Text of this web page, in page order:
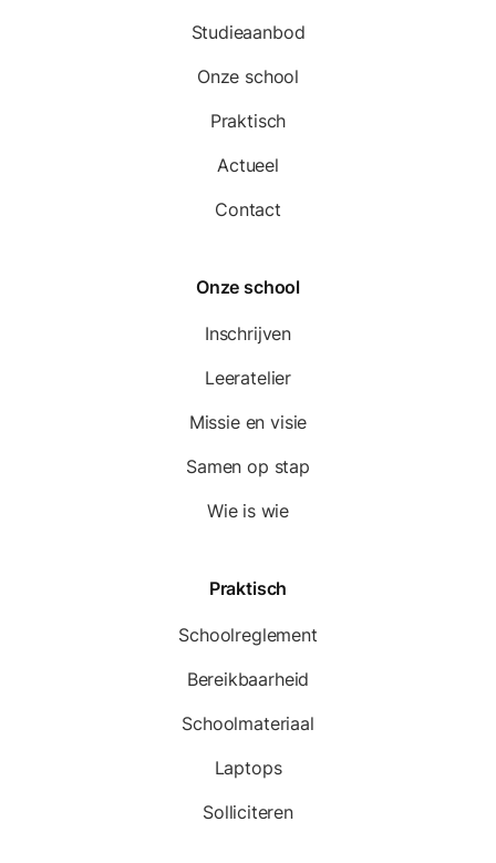
Studieaanbod
Onze school
Praktisch
Actueel
Contact
Onze school
Inschrijven
Leeratelier
Missie en visie
Samen op stap
Wie is wie
Praktisch
Schoolreglement
Bereikbaarheid
Schoolmateriaal
Laptops
Solliciteren